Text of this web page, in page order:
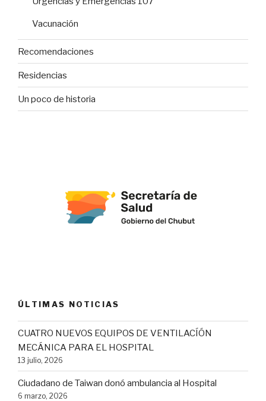
Vacunación
Recomendaciones
Residencias
Un poco de historia
ÚLTIMAS NOTICIAS
CUATRO NUEVOS EQUIPOS DE VENTILACÍÓN
MECÁNICA PARA EL HOSPITAL
13 julio, 2026
Ciudadano de Taiwan donó ambulancia al Hospital
6 marzo, 2026